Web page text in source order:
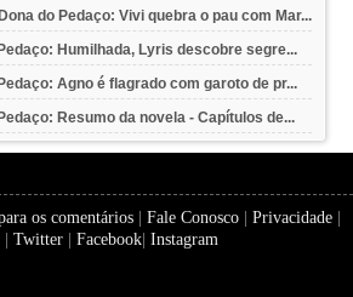
do Pedaço: Vivi quebra o pau com Mar...
Humilhada, Lyris descobre segre...
Agno é flagrado com garoto de pr...
Resumo da novela - Capítulos de...
os comentários| Fale Conosco| Privacidade|
Twitter Facebook Instagram